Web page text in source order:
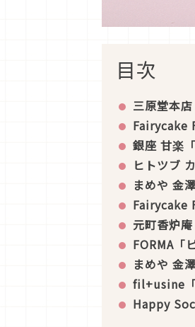
目次
三原堂本店
Fairycake
銀座 甘楽
ヒトツブ
まめや 金
Fairycake
元町香炉庵
FORMA 「
まめや 金
fil+usine
Happy